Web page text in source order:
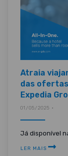
Atraia
das
Expedia
01/05/2025 •
Já disponível
LER MAIS